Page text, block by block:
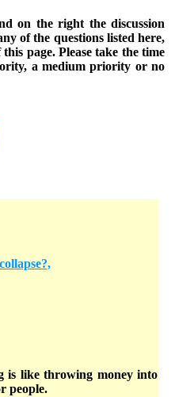
on the right the discussion
of the questions listed here,
page. Please take the time
a medium priority or no
like throwing money into
people.